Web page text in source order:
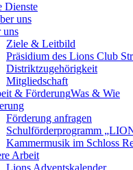
Dienste
uns
uns
Ziele & Leitbild
Präsidium des Lions Club
Distriktzugehörigkeit
Mitgliedschaft
& FörderungWas & Wie
Förderung anfragen
Schulförderprogramm
Kammermusik im Schloss
Arbeit
Lions Adventskalender